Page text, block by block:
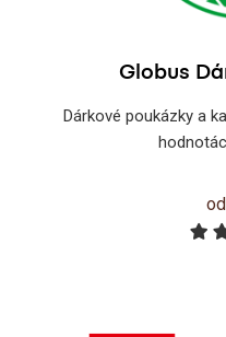
Globus
Dárkové poukázky a